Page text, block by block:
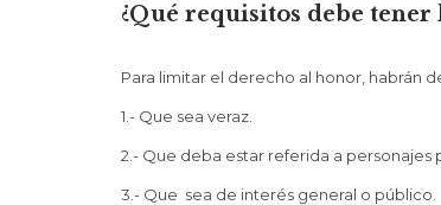
¿Qué requisitos debe
Para limitar el derecho al honor, habrán
1.- Que sea veraz.
2.- Que deba estar referida a personajes
3.- Que sea de interés general o público.